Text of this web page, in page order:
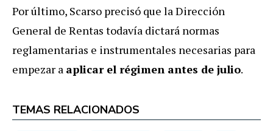
Por último, Scarso precisó que la Dirección
General de Rentas todavía dictará normas
reglamentarias e instrumentales necesarias para
empezar a aplicar el régimen antes de julio.
TEMAS RELACIONADOS